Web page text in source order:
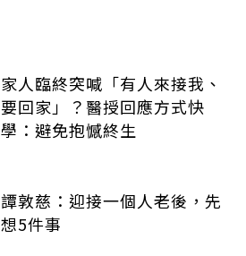
家人臨終突喊「有人來接我、
要回家」？醫授回應方式快
學：避免抱憾終生
譚敦慈：迎接一個人老後，先
想5件事